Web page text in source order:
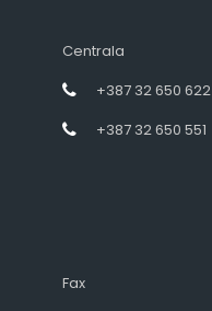
Centrala
+387 32 650 622
+387 32 650 551
Fax